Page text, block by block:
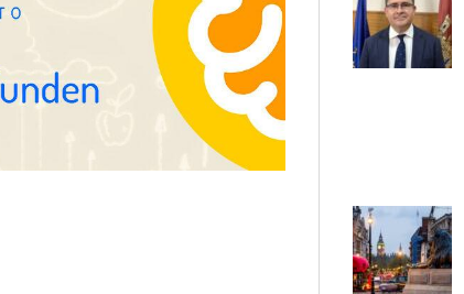
inmobiliarios: hasta 82% de ahorro
Martín Mingorance Abogados
consolida su posición como
despacho de abogados Málaga de